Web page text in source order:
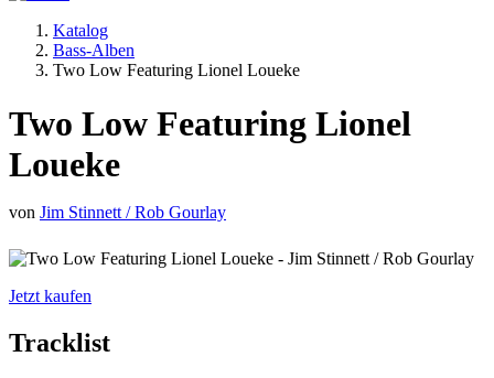
Katalog
Bass-Alben
Two Low Featuring Lionel Loueke
Two Low Featuring Lionel
Loueke
von Jim Stinnett / Rob Gourlay
Jetzt kaufen
Tracklist